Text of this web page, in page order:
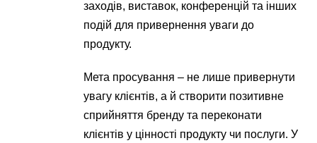
заходів, виставок, конференцій та інших
подій для привернення уваги до
продукту.
Мета просування – не лише привернути
увагу клієнтів, а й створити позитивне
сприйняття бренду та переконати
клієнтів у цінності продукту чи послуги. У